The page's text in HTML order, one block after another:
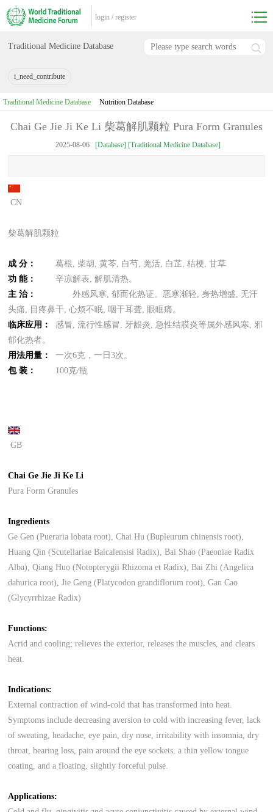
login / register
Traditional Medicine Database
i_need_contribute
Traditional Medicine Database Nutrition Database
Chai Ge Jie Ji Ke Li 柴葛解肌颗粒 Pura Form Granules
2025-08-06 [Database] [Traditional Medicine Database]
CN
柴葛解肌颗粒
成 分：
葛根, 柴胡, 黄芩, 白芍, 羌活, 白芷, 桔梗, 甘草
功 能：
辛凉解表, 解肌清热。
主 治：
外感风寒, 郁而化热证。恶寒渐轻, 身热增盛, 无汗
头痛, 目疼鼻干, 心烦不眠, 咽干耳聋, 眼眶痛。
临床应用： 感冒, 流行性感冒, 牙龈炎, 急性结膜炎等属外感风寒, 邪
郁化热者。
用法用量 ：
一次6克，一日3次。
包 装 ： 100克/瓶
GB
Chai Ge Jie Ji Ke Li
Pura Form Granules
Ingredients
Ge Gen (Pueraria lobata root), Chai Hu (Bupleurum chinensis root),
Huang Qin (Scutellariae Baicalensisi Radix), Bai Shao (Paeoniae Radix
Alba), Qiang Huo (Notopterygii Rhizoma et Radix), Bai Zhi (Angelica
dahurica root), Jie Geng (Platycodon grandiflorum root), Gan Cao
(Glycyrrhizae Radix)
Functions:
Acrid and cooling; relieves the exterior, releases the muscles, and clears
heat.
Indications:
External contraction of wind-cold that has transformed into heat.
Symptoms include decreasing aversion to cold with increasing fever, lack
of sweating, headache, eye pain, dry nose, irritability with insomnia, dry
throat, hearing loss, pain around the eye sockets, a thin yellow tongue
coating, and a floating, slightly forceful pulse.
Applications: